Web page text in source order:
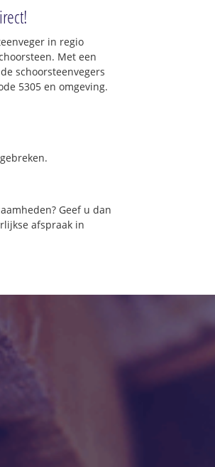
in regio
Met een
schoorsteenvegers
5305 en omgeving.
Geef u dan
afspraak in